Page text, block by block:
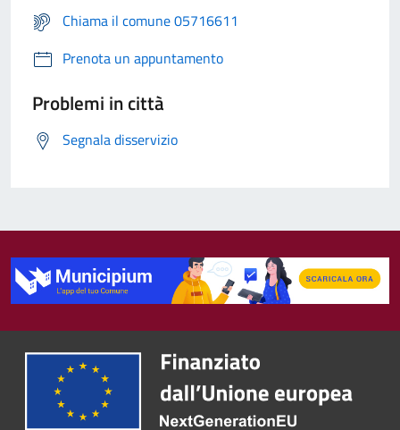
Chiama il comune 05716611
Prenota un appuntamento
Problemi in città
Segnala disservizio